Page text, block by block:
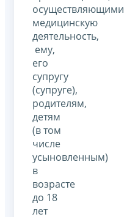
осуществляющими
медицинскую
деятельность,
ему,
его
супругу
(супруге),
родителям,
детям
(в том
числе
усыновленным)
в
возрасте
до 18
лет